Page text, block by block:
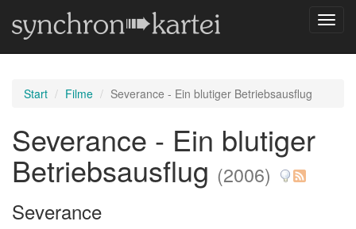
Start Filme Severance - Ein blutiger Betriebsausflug
Severance - Ein blutiger
Betriebsausflug (2006)
Severance